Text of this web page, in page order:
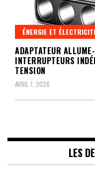
ÉNERGIE ET
ADAPTATEUR
INTERRUPTEURS
TENSION
AVRIL 7, 2026
LES